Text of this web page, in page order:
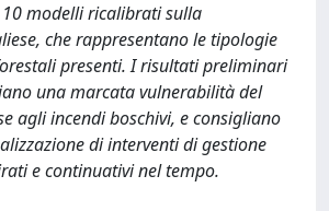
modelli ricalibrati sulla
che rappresentano le tipologie
presenti. I risultati preliminari
una marcata vulnerabilità del
agli incendi boschivi, e consigliano
di interventi di gestione
e continuativi nel tempo.